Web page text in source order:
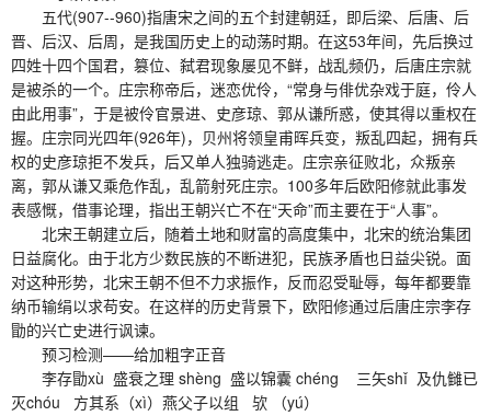
五代(907--960)指唐宋之间的五个封建朝廷，即后梁、后唐、后
晋、后汉、后周，是我国历史上的动荡时期。在这53年间，先后换过
四姓十四个国君，篡位、弑君现象屡见不鲜，战乱频仍，后唐庄宗就
是被杀的一个。庄宗称帝后，迷恋优伶，“常身与俳优杂戏于庭，伶人
由此用事”，于是被伶官景进、史彦琼、郭从谦所惑，使其得以重权在
握。庄宗同光四年(926年)，贝州将领皇甫晖兵变，叛乱四起，拥有兵
权的史彦琼拒不发兵，后又单人独骑逃走。庄宗亲征败北，众叛亲
离，郭从谦又乘危作乱，乱箭射死庄宗。100多年后欧阳修就此事发
表感慨，借事论理，指出王朝兴亡不在“天命”而主要在于“人事”。
北宋王朝建立后，随着土地和财富的高度集中，北宋的统治集团
日益腐化。由于北方少数民族的不断进犯，民族矛盾也日益尖锐。面
对这种形势，北宋王朝不但不力求振作，反而忍受耻辱，每年都要靠
纳币输绢以求苟安。在这样的历史背景下，欧阳修通过后唐庄宗李存
勖的兴亡史进行讽谏。
预习检测——给加粗字正音
李存勖xù 盛衰之理 shèng 盛以锦囊 chéng 三矢shǐ 及仇雠已
灭chóu 方其系（xì）燕父子以组 欤 （yú）